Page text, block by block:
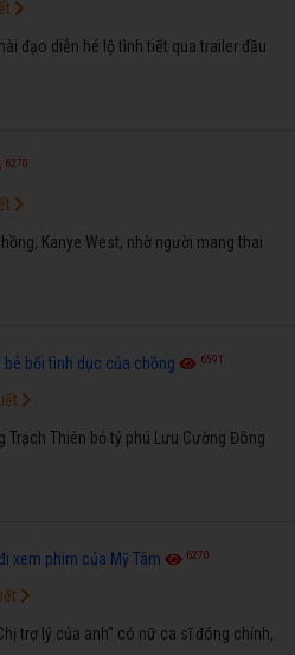
đạo diễn hé lộ tình tiết qua trailer đầu
6270
Kanye West, nhờ người mang thai
bối tình dục của chồng 6591
Trạch Thiên bỏ tỷ phú Lưu Cường Đông
xem phim của Mỹ Tâm 6270
trợ lý của anh" có nữ ca sĩ đóng chính,